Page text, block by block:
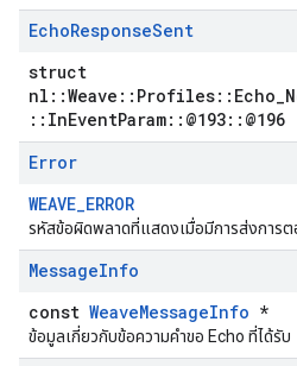
EchoResponseSent
struct
::InEventParam::@193::@196
Error
WEAVE_ERROR
รหัสข้อผิดพลาดที่แสดงเมื่อมีการส่งการ
MessageInfo
const WeaveMessageInfo *
ข้อมูลเกี่ยวกับข้อความคำขอ Echo ที่ได้รับ